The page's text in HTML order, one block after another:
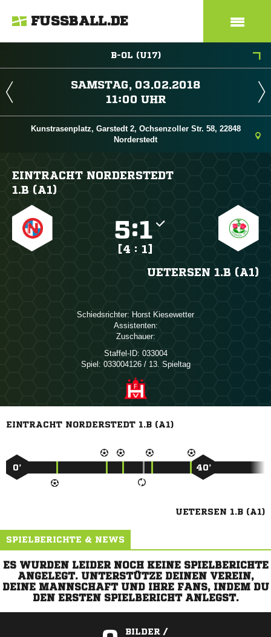
FUSSBALL.DE
B-OL (U17)
 
 
Kunstrasenplatz, Garstedt 2, Ochsenzoller Str. 58, 22848
Norderstedt
EINTRACHT NORDERSTEDT
1.B (A1)
:
[4 : 1]
UETERSEN 1.B (A1)
Schiedsrichter:  
Assistenten:
Zuschauer:
Staffel-ID: 033004
Spiel: 033004126 / 13. Spieltag
EINTRACHT NORDERSTEDT 1.B (A1)
0’ 40’
UETERSEN 1.B (A1)
SPIELBERICHTE & NEWS
ES WURDEN LEIDER NOCH KEINE SPIELBERICHTE
ANGELEGT. UNTERSTÜTZE DEINEN VEREIN,
DEINE MANNSCHAFT UND IHRE FANS, INDEM DU
DEN ERSTEN SPIELBERICHT ANLEGST.
BILDER /